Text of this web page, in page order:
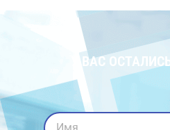
У ВАС
Имя